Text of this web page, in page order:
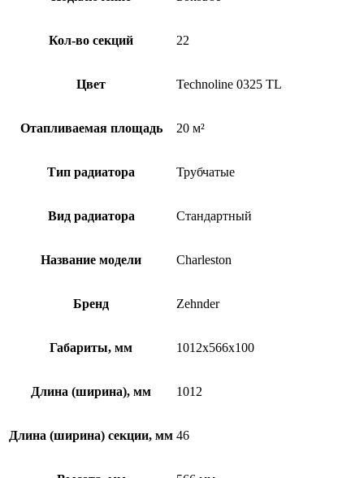
Кол-во секций 22
Цвет Technoline 0325 TL
Отапливаемая площадь 20 м²
Тип радиатора Трубчатые
Вид радиатора Стандартный
Название модели Charleston
Бренд Zehnder
Габариты, мм 1012x566x100
Длина (ширина), мм 1012
Длина (ширина) секции, мм 46